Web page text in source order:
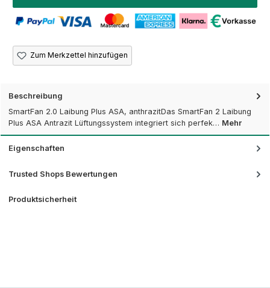
Zum Merkzettel hinzufügen
Beschreibung
SmartFan 2.0 Laibung Plus ASA, anthrazitDas SmartFan 2 Laibung
Plus ASA Antrazit Lüftungssystem integriert sich perfek… Mehr
Eigenschaften
Trusted Shops Bewertungen
Produktsicherheit